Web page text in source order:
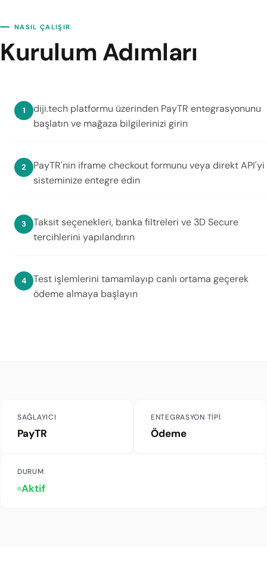
NASIL ÇALIŞIR
Kurulum Adımları
diji.tech platformu üzerinden PayTR entegrasyonunu
başlatın ve mağaza bilgilerinizi girin
PayTR'nin iframe checkout formunu veya direkt API'yi
sisteminize entegre edin
Taksit seçenekleri, banka filtreleri ve 3D Secure
tercihlerini yapılandırın
Test işlemlerini tamamlayıp canlı ortama geçerek
ödeme almaya başlayın
SAĞLAYICI
PayTR
ENTEGRASYON TIPI
Ödeme
DURUM
Aktif